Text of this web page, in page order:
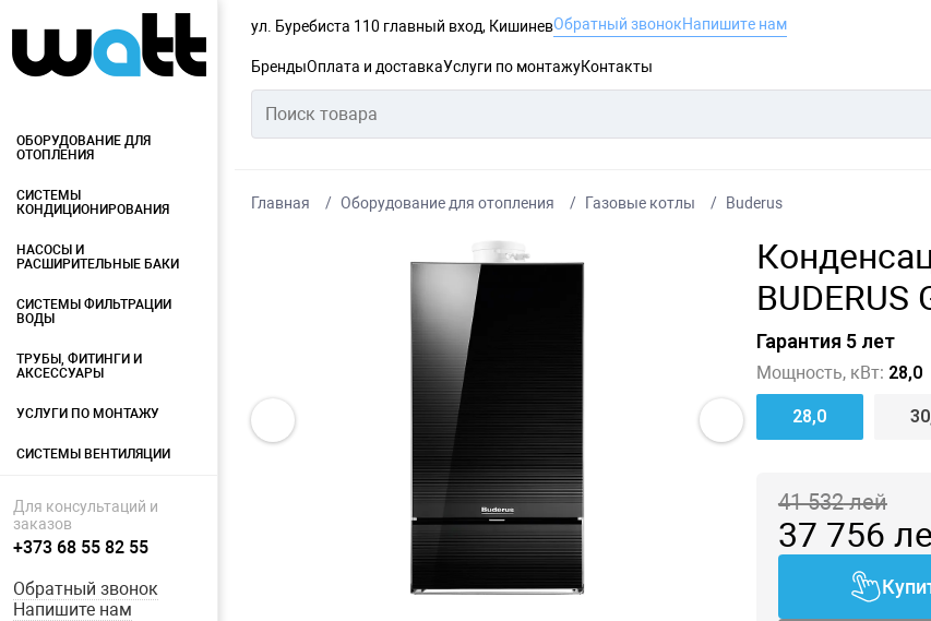
ул. Буребиста 110 главный вход, КишиневОбратный звонокНапишите нам
БрендыОплата и доставкаУслуги по монтажуКонтакты
ОБОРУДОВАНИЕ ДЛЯ
ОТОПЛЕНИЯ
СИСТЕМЫ
КОНДИЦИОНИРОВАНИЯ
НАСОСЫ И
РАСШИРИТЕЛЬНЫЕ БАКИ
СИСТЕМЫ ФИЛЬТРАЦИИ
ВОДЫ
ТРУБЫ, ФИТИНГИ И
АКСЕССУАРЫ
УСЛУГИ ПО МОНТАЖУ
СИСТЕМЫ ВЕНТИЛЯЦИИ
Для консультаций и
заказов
+373 68 55 82 55
Обратный звонок
Напишите нам
Главная Оборудование для отопления Газовые котлы Buderus
Гарантия 5 лет
Мощность, кВт: 28,0
28,0
41 532лей
37 756